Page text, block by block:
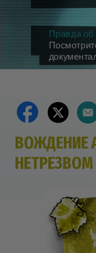
Правда об
ВОЖДЕНИЕ